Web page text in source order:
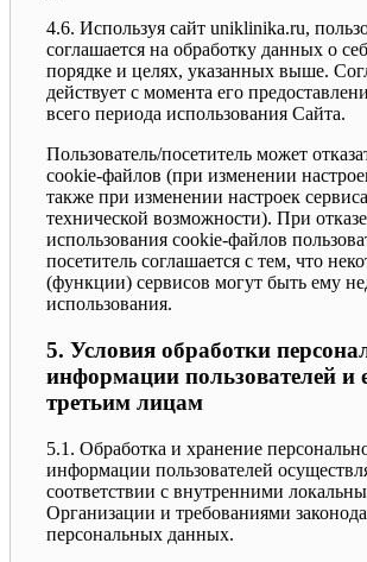
4.6. Используя сайт uniklinika.ru,
соглашается на обработку данных о
порядке и целях, указанных выше.
действует с момента его
всего периода использования Сайта.
Пользователь/посетитель может
cookie-файлов (при изменении
также при изменении настроек
технической возможности). При
использования cookie-файлов
посетитель соглашается с тем, что
(функции) сервисов могут быть ему
использования.
5. Условия обработки
информации пользователей и
третьим лицам
5.1. Обработка и хранение
информации пользователей
соответствии с внутренними
Организации и требованиями
персональных данных.